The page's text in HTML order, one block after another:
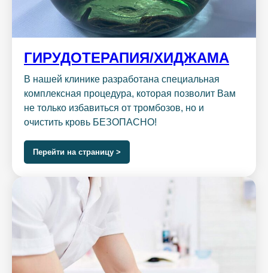
ГИРУДОТЕРАПИЯ/ХИДЖАМА
В нашей клинике разработана специальная
комплексная процедура, которая позволит Вам
не только избавиться от тромбозов, но и
очистить кровь БЕЗОПАСНО!
Перейти на страницу >